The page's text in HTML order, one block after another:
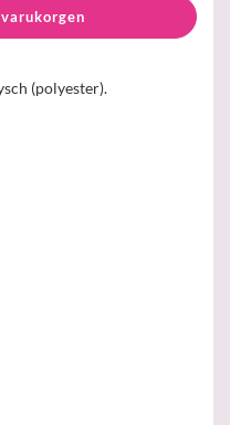
(polyester).